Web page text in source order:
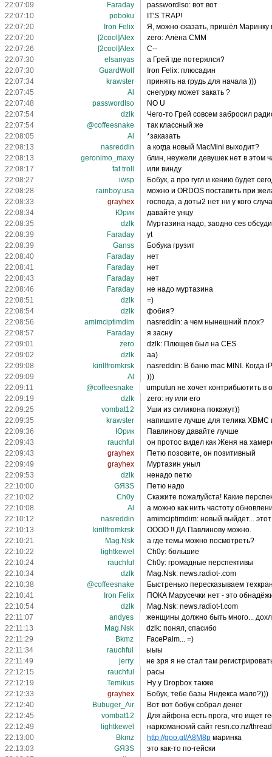
22:07:09
Faraday
passwordlso: вот вот
22:07:10
poboku
IT'S TRAP!
22:07:20
Iron Felix
Я, можно сказать, пришёл Маринку
22:07:20
[2cool]Alex
zero: Алёна CMM
22:07:26
[2cool]Alex
C--
22:07:30
elsanyas
а Грей где потерялся?
22:07:30
GuardWolf
Iron Felix: плюсадин
22:07:34
krawster
принять на грудь для начала )))
22:07:45
Al
снегурку может закать ?
22:07:48
passwordlso
NO U
22:07:54
dzlk
Чего-то Грей совсем забросил
22:07:54
@coffeesnake
так классный же
22:08:05
Al
*заказать
22:08:13
nasreddin
а когда новый MacMini выходит?
22:08:13
geronimo_maxy
блин, неужели девушек нет в этом
22:08:17
fat troll
или винду
22:08:27
iwsp
Бобук, а про гугл и кению будет
22:08:28
rainboy.usa
можно и ORDOS поставить при
22:08:33
grayhex
господа, а доты2 нет ни у кого
22:08:34
Юрик
давайте унцу
22:08:35
dzlk
Муртазина надо, заодно ces
22:08:39
Faraday
yt
22:08:39
Ganss
Бобука грузит
22:08:40
Faraday
нет
22:08:41
Faraday
нет
22:08:43
Faraday
нет
22:08:46
Faraday
не надо муртазина
22:08:51
dzlk
=)
22:08:54
dzlk
фобия?
22:08:56
amimciptimdim
nasreddin: а чем нынешний плох?
22:08:57
Faraday
я засну
22:09:01
zero
dzlk: Плющев был на CES
22:09:02
dzlk
аа)
22:09:08
kirillfromkrsk
nasreddin: В баню mac MINI. Когда
22:09:09
Al
)))
22:09:11
@coffeesnake
umputun не хочет контрибьютить в
22:09:19
dzlk
zero: ну или его
22:09:25
vombat12
Уши из силикона покажут))
22:09:35
krawster
напишите лучше для телика XBMC
22:09:36
Юрик
Павлинову давайте лучше
22:09:43
rauchful
он протос видел как Женя на
22:09:43
grayhex
Петю позовите, он позитивный
22:09:49
grayhex
Муртазин уныл
22:09:53
dzlk
ненадо петю
22:10:00
GЯ3S
Петю надо
22:10:02
Ch0y
Скажите пожалуйста! Какие
22:10:08
Al
а можно как нить частоту
22:10:12
nasreddin
amimciptimdim: новый выйдет...
22:10:13
kirillfromkrsk
ОООО !! ДА Павлинову можно.
22:10:21
Mag.Nsk
а где темы можно посмотреть?
22:10:22
lightkewel
Ch0y: большие
22:10:24
rauchful
Ch0y: громадные перспективы
22:10:34
dzlk
Mag.Nsk: news.radiot-.com
22:10:38
@coffeesnake
Быстренько пересказываем
22:10:41
Iron Felix
ПОКА Марусечки нет - это
22:10:54
dzlk
Mag.Nsk: news.radiot-t.com
22:11:07
andyes
женщины должно быть много...
22:11:13
Mag.Nsk
dzlk: понял, спасибо
22:11:29
Bkmz
FacePalm... =)
22:11:34
rauchful
ыыы
22:11:49
jerry
не зря я не стал там
22:12:15
rauchful
расы
22:12:19
Temikus
Ну у Dropbox также
22:12:33
grayhex
Бобук, тебе базы Яндекса мало?)))
22:12:40
Bubuger_Air
Вот вот бобук собрал денег
22:12:45
vombat12
Для айфона есть прога, что ищет
22:12:49
lightkewel
наркоманский сайт resn.co.nz/
22:13:00
Bkmz http://goo.gl/A8M8p маринка
22:13:03
GЯ3S
это как-то по-гейски